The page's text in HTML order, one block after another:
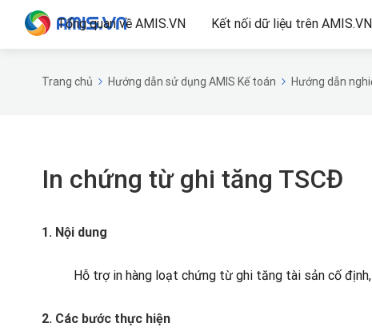
Tổng quan về AMIS.VN Kết nối dữ liệu trên AMIS.VN
Trang chủ Hướng dẫn sử dụng AMIS Kế toán Hướng dẫn
In chứng từ ghi tăng TSCĐ
1. Nội dung
Hỗ trợ in hàng loạt chứng từ ghi tăng tài sản cố
2. Các bước thực hiện